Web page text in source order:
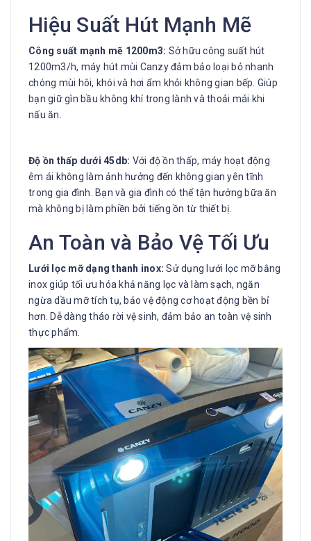
Hiệu Suất Hút Mạnh Mẽ
Công suất mạnh mẽ 1200m3: Sở hữu công suất hút
1200m3/h, máy hút mùi Canzy đảm bảo loại bỏ nhanh
chóng mùi hôi, khói và hơi ẩm khỏi không gian bếp. Giúp
bạn giữ gìn bầu không khí trong lành và thoải mái khi
nấu ăn.
Độ ồn thấp dưới 45db: Với độ ồn thấp, máy hoạt động
êm ái không làm ảnh hưởng đến không gian yên tĩnh
trong gia đình. Bạn và gia đình có thể tận hưởng bữa ăn
mà không bị làm phiền bởi tiếng ồn từ thiết bị.
An Toàn và Bảo Vệ Tối Ưu
Lưới lọc mỡ dạng thanh inox: Sử dụng lưới lọc mỡ bằng
inox giúp tối ưu hóa khả năng lọc và làm sạch, ngăn
ngừa dầu mỡ tích tụ, bảo vệ động cơ hoạt động bền bỉ
hơn. Dễ dàng tháo rời vệ sinh, đảm bảo an toàn vệ sinh
thực phẩm.